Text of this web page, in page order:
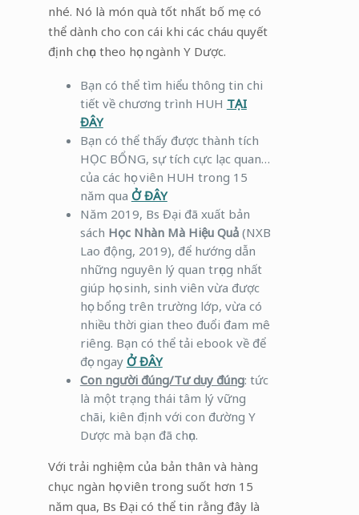
nhé. Nó là món quà tốt nhất bố mẹ có
thể dành cho con cái khi các cháu quyết
định chọn theo học ngành Y Dược.
Bạn có thể tìm hiểu thông tin chi
tiết về chương trình HUH TẠI
ĐÂY
Bạn có thể thấy được thành tích
HỌC BỔNG, sự tích cực lạc quan…
của các học viên HUH trong 15
năm qua Ở ĐÂY
Năm 2019, Bs Đại đã xuất bản
sách Học Nhàn Mà Hiệu Quả(NXB
Lao động, 2019), để hướng dẫn
những nguyên lý quan trọng nhất
giúp học sinh, sinh viên vừa được
học bổng trên trường lớp, vừa có
nhiều thời gian theo đuổi đam mê
riêng. Bạn có thể tải ebook về để
đọc ngay Ở ĐÂY
Con người đúng/Tư duy đúng: tức
là một trạng thái tâm lý vững
chãi, kiên định với con đường Y
Dược mà bạn đã chọn.
Với trải nghiệm của bản thân và hàng
chục ngàn học viên trong suốt hơn 15
năm qua, Bs Đại có thể tin rằng đây là